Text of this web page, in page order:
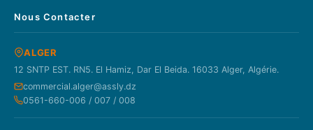
Nous Contacter
ALGER
12 SNTP EST. RN5. El Hamiz, Dar El Beida. 16033 Alger, Algérie.
commercial.alger@assly.dz
0561-660-006 / 007 / 008